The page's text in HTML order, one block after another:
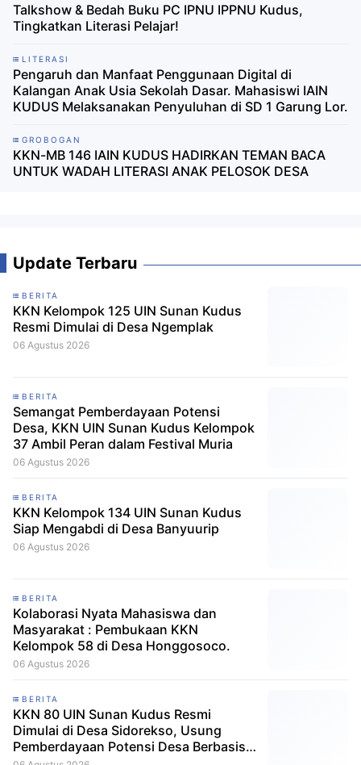
Talkshow & Bedah Buku PC IPNU IPPNU Kudus,
Tingkatkan Literasi Pelajar!
LITERASI
Pengaruh dan Manfaat Penggunaan Digital di
Kalangan Anak Usia Sekolah Dasar. Mahasiswi IAIN
KUDUS Melaksanakan Penyuluhan di SD 1 Garung Lor.
GROBOGAN
KKN-MB 146 IAIN KUDUS HADIRKAN TEMAN BACA
UNTUK WADAH LITERASI ANAK PELOSOK DESA
Update Terbaru
BERITA
KKN Kelompok 125 UIN Sunan Kudus
Resmi Dimulai di Desa Ngemplak
06 Agustus 2026
BERITA
Semangat Pemberdayaan Potensi
Desa, KKN UIN Sunan Kudus Kelompok
37 Ambil Peran dalam Festival Muria
06 Agustus 2026
BERITA
KKN Kelompok 134 UIN Sunan Kudus
Siap Mengabdi di Desa Banyuurip
06 Agustus 2026
BERITA
Kolaborasi Nyata Mahasiswa dan
Masyarakat : Pembukaan KKN
Kelompok 58 di Desa Honggosoco.
06 Agustus 2026
BERITA
KKN 80 UIN Sunan Kudus Resmi
Dimulai di Desa Sidorekso, Usung
Pemberdayaan Potensi Desa Berbasis